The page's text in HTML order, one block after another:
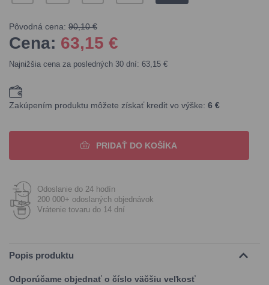
Pôvodná cena: 90,10 €
Cena: 63,15 €
Najnižšia cena za posledných 30 dní: 63,15 €
Zakúpením produktu môžete získať kredit vo výške: 6 €
PRIDAŤ DO KOŠÍKA
Odoslanie do 24 hodín
200 000+ odoslaných objednávok
Vrátenie tovaru do 14 dní
Popis produktu
Odporúčame objednať o číslo väčšiu veľkosť